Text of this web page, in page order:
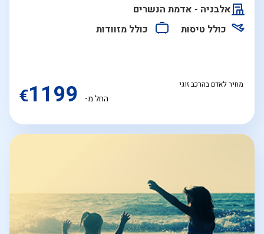
אלבניה - אדמת הנשרים
כולל טיסות
כולל מזוודות
מחיר לאדם בהרכב זוגי
החל מ- €1199